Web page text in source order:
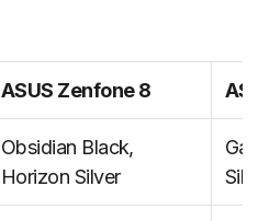
ASUS Zenfone 8
Obsidian Black,
Horizon Silver